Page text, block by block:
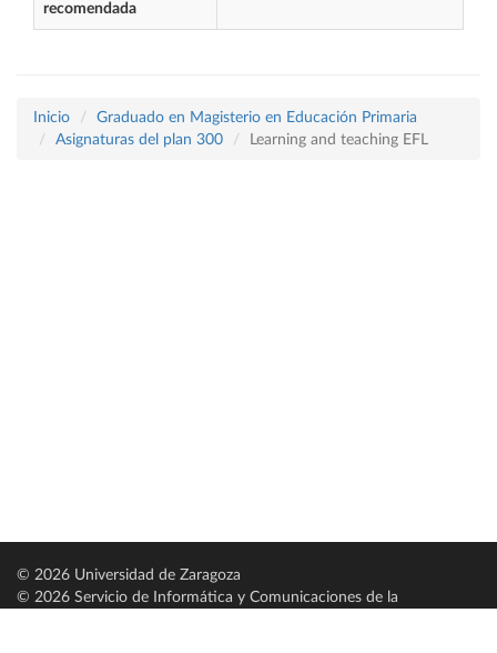
recomendada
Inicio
Graduado en Magisterio en Educación Primaria
Asignaturas del plan 300
Learning and teaching EFL
© 2026 Universidad de Zaragoza
© 2026 Servicio de Informática y Comunicaciones de la